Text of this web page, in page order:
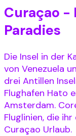
Curaçao -
Paradies
Die Insel in der
von Venezuela
drei Antillen
Flughafen Hato
Amsterdam.
Fluglinien, die
Curaçao Urlaub.